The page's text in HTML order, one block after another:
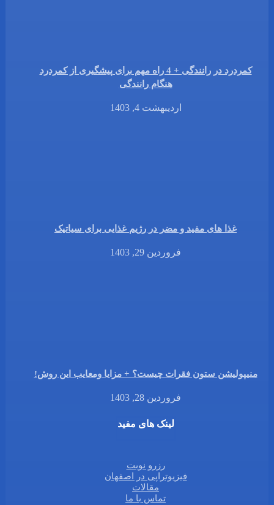
کمردرد در رانندگی + 4 راه مهم برای پیشگیری از کمردرد
هنگام رانندگی
اردیبهشت 4, 1403
غذا های مفید و مضر در رژیم غذایی برای سیاتیک
فروردین 29, 1403
منیپولیشن ستون فقرات چیست؟ + مزایا ومعایب این روش!
فروردین 28, 1403
لینک های مفید
رزرو نوبت
فیزیوتراپی در اصفهان
مقالات
تماس با ما